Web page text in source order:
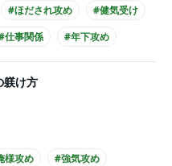
#ほだされ攻め
#健気受け
仕事関係
#年下攻め
#リーマン攻め
#メガネ攻め
躾け方
様攻め
#強気攻め